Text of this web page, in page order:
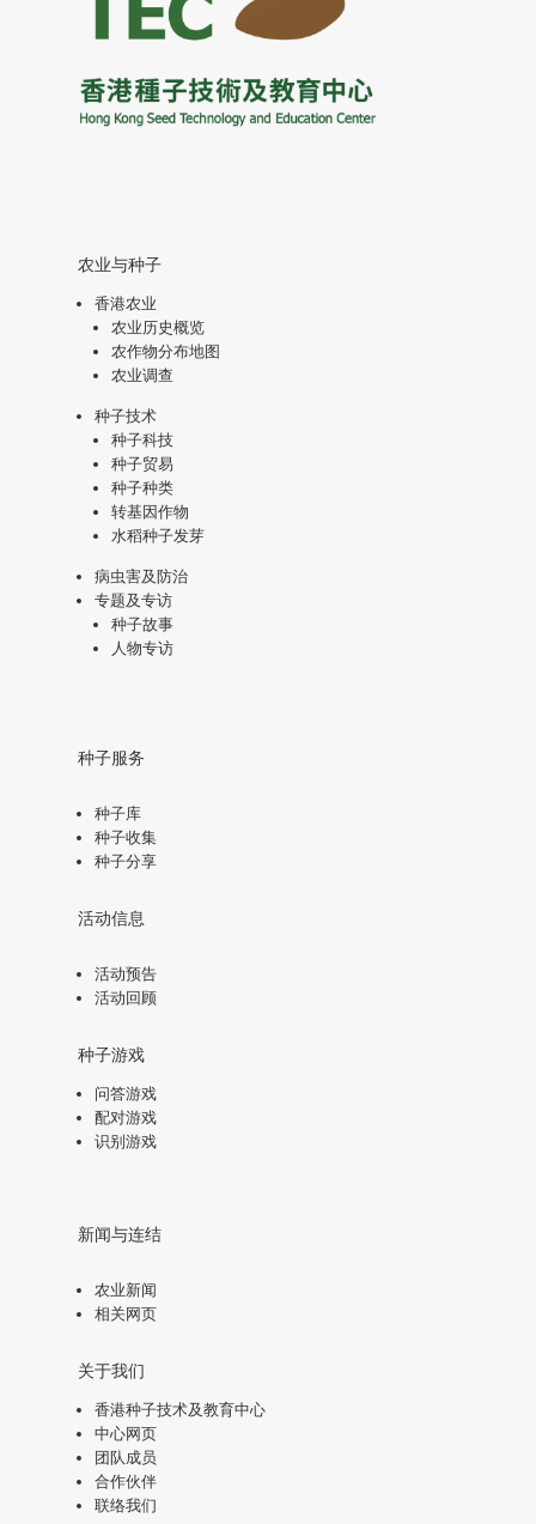
农业与种子
香港农业
农业历史概览
农作物分布地图
农业调查
种子技术
种子科技
种子贸易
种子种类
转基因作物
水稻种子发芽
病虫害及防治
专题及专访
种子故事
人物专访
种子服务
种子库
种子收集
种子分享
活动信息
活动预告
活动回顾
种子游戏
问答游戏
配对游戏
识别游戏
新闻与连结
农业新闻
相关网页
关于我们
香港种子技术及教育中心
中心网页
团队成员
合作伙伴
联络我们